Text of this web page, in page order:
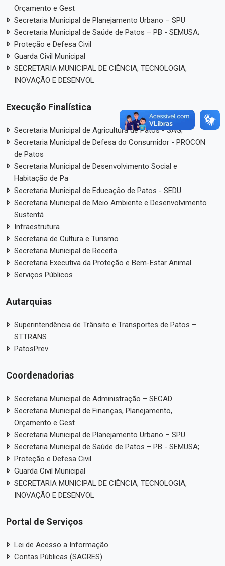
Orçamento e Gest
Secretaria Municipal de Planejamento Urbano – SPU
Secretaria Municipal de Saúde de Patos – PB - SEMUSA;
Proteção e Defesa Civil
Guarda Civil Municipal
SECRETARIA MUNICIPAL DE CIÊNCIA, TECNOLOGIA,
INOVAÇÃO E DESENVOL
Execução Finalística
Secretaria Municipal de Agricultura de Patos - SAG;
Secretaria Municipal de Defesa do Consumidor - PROCON
de Patos
Secretaria Municipal de Desenvolvimento Social e
Habitação de Pa
Secretaria Municipal de Educação de Patos - SEDU
Secretaria Municipal de Meio Ambiente e Desenvolvimento
Sustentá
Infraestrutura
Secretaria de Cultura e Turismo
Secretaria Municipal de Receita
Secretaria Executiva da Proteção e Bem-Estar Animal
Serviços Públicos
Autarquias
Superintendência de Trânsito e Transportes de Patos –
STTRANS
PatosPrev
Coordenadorias
Secretaria Municipal de Administração – SECAD
Secretaria Municipal de Finanças, Planejamento,
Orçamento e Gest
Secretaria Municipal de Planejamento Urbano – SPU
Secretaria Municipal de Saúde de Patos – PB - SEMUSA;
Proteção e Defesa Civil
Guarda Civil Municipal
SECRETARIA MUNICIPAL DE CIÊNCIA, TECNOLOGIA,
INOVAÇÃO E DESENVOL
Portal de Serviços
Lei de Acesso a Informação
Contas Públicas (SAGRES)